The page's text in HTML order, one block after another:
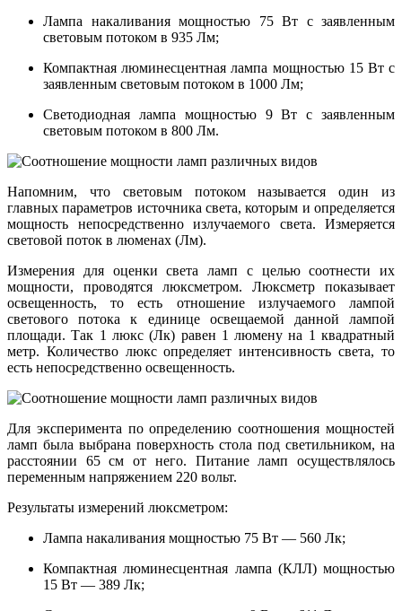
Лампа накаливания мощностью 75 Вт с заявленным
световым потоком в 935 Лм;
Компактная люминесцентная лампа мощностью 15 Вт с
заявленным световым потоком в 1000 Лм;
Светодиодная лампа мощностью 9 Вт с заявленным
световым потоком в 800 Лм.
Напомним, что световым потоком называется один из
главных параметров источника света, которым и определяется
мощность непосредственно излучаемого света. Измеряется
световой поток в люменах (Лм).
Измерения для оценки света ламп с целью соотнести их
мощности, проводятся люксметром. Люксметр показывает
освещенность, то есть отношение излучаемого лампой
светового потока к единице освещаемой данной лампой
площади. Так 1 люкс (Лк) равен 1 люмену на 1 квадратный
метр. Количество люкс определяет интенсивность света, то
есть непосредственно освещенность.
Для эксперимента по определению соотношения мощностей
ламп была выбрана поверхность стола под светильником, на
расстоянии 65 см от него. Питание ламп осуществлялось
переменным напряжением 220 вольт.
Результаты измерений люксметром:
Лампа накаливания мощностью 75 Вт — 560 Лк;
Компактная люминесцентная лампа (КЛЛ) мощностью
15 Вт — 389 Лк;